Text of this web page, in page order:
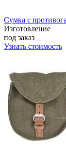
Сумка с
Изготовление
под заказ
Узнать стоимость